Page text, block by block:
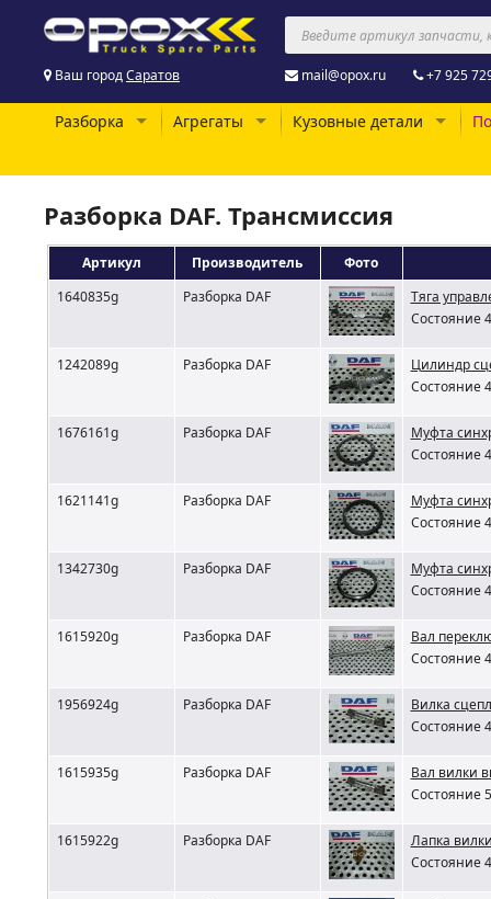
Ваш городСаратов mail@opox.ru +7 925
Разборка Агрегаты Кузовные детали
Разборка DAF. Трансмиссия
Артикул Производитель
Фото
1640835g
Разборка DAF
Тяга
Состояние
1242089g Разборка DAF
Цилиндр
Состояние
1676161g Разборка DAF
Муфта
Состояние
1621141g Разборка DAF
Муфта
Состояние
1342730g Разборка DAF
Муфта
Состояние
1615920g Разборка DAF
Вал
Состояние
1956924g Разборка DAF
Вилка
Состояние
1615935g Разборка DAF
Вал вилки
Состояние
1615922g Разборка DAF
Лапка
Состояние